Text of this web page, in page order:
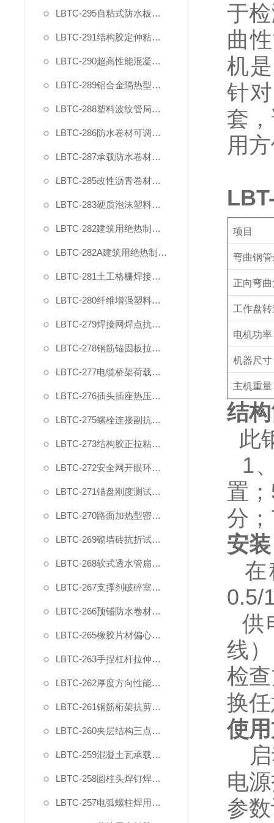
LBTC-295自粘式防水板粘接性能试验装置
LBTC-291结构胶定伸粘结性夹具
LBTC-290超高性能混凝土轴向抗拉夹具
LBTC-289铝合金隔热型材抗剪夹具
LBTC-288塑料波纹管局部横向荷载压头夹具
LBTC-286防水卷材可调钉杆撕裂夹具
LBTC-287承载防水卷材正拉强度模具
LBTC-285改性沥青卷材防水涂料剪切性能夹具
LBTC-283硬质泡沫塑料拉伸试验夹具（2025新标准）
LBTC-282建筑用绝热制品剪切夹具(单试样)
LBTC-282A建筑用绝热制品剪切夹具(2型双试样)
LBTC-281土工格栅焊接点极限剥离力夹具
LBTC-280纤维增强塑料层间剪切强度试验夹具
LBTC-279焊接网焊点抗拉力夹具
LBTC-278钢筋锚固板拉伸夹具
LBTC-277电缆桥架荷载试验装置
LBTC-276插头插座热压缩试验装置
LBTC-275螺栓连接副抗拉荷载夹具
LBTC-273结构胶正拉粘结强度试验夹具
LBTC-272安全网开眼环扣强力夹具
LBTC-271锚盘刚度测试装置夹具
LBTC-270路面加热型密封胶低温拉伸试件夹具
LBTC-269砌墙砖抗折试验夹具
LBTC-268软式透水管扁平耐压力试验压具夹具
LBTC-267支撑剂破碎室测试装置
LBTC-266预铺防水卷材与后浇混凝土剥离强度试验夹具
LBTC-265橡胶片材偏心夹具
LBTC-263手捏杠杆拉伸橡塑夹具
LBTC-262厚度方向性能钢板拉伸试验夹具
LBTC-261钢筋桁架抗剪夹具
LBTC-260夹层结构三点弯曲试验装置夹具
LBTC-259混凝土瓦承载力试验夹具
LBTC-258圆柱头焊钉焊接端拉力试验夹具
LBTC-257电弧螺柱焊用圆柱头焊钉弯曲夹具
于
曲
机
针
套
用
项目
弯曲钢
正向弯
工作盘
电机功率
机器尺寸
主机重量
结
此
1
置；
分；
安装
0.5/
供
线
检
换
使
电
参